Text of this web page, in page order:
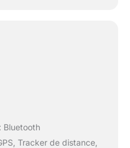
Bluetooth
Tracker de distance,